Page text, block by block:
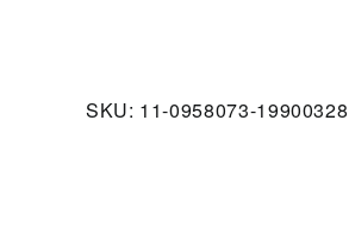
SKU: 11-0958073-19900328